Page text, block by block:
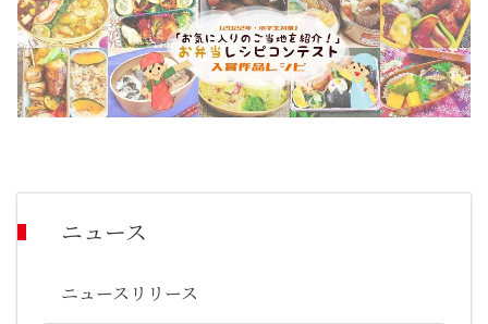
ニュース
ニュースリリース